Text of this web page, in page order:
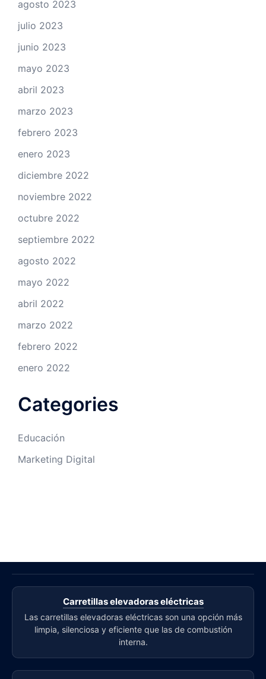
agosto 2023
julio 2023
junio 2023
mayo 2023
abril 2023
marzo 2023
febrero 2023
enero 2023
diciembre 2022
noviembre 2022
octubre 2022
septiembre 2022
agosto 2022
mayo 2022
abril 2022
marzo 2022
febrero 2022
enero 2022
Categories
Educación
Marketing Digital
Carretillas elevadoras eléctricas
Las carretillas elevadoras eléctricas son una opción más
limpia, silenciosa y eficiente que las de combustión
interna.